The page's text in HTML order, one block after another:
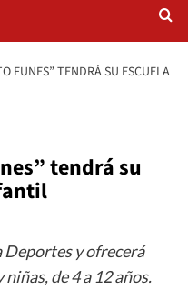
FUNES” TENDRÁ SU ESCUELA
tendrá su
Deportes y ofrecerá
de 4 a 12 años.